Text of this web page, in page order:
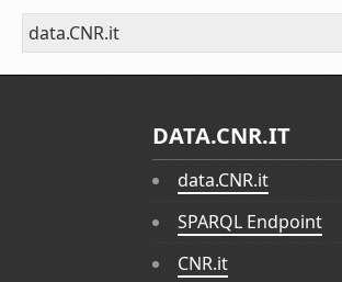
data.CNR.it
DATA.CNR.IT
data.CNR.it
SPARQL Endpoint
CNR.it